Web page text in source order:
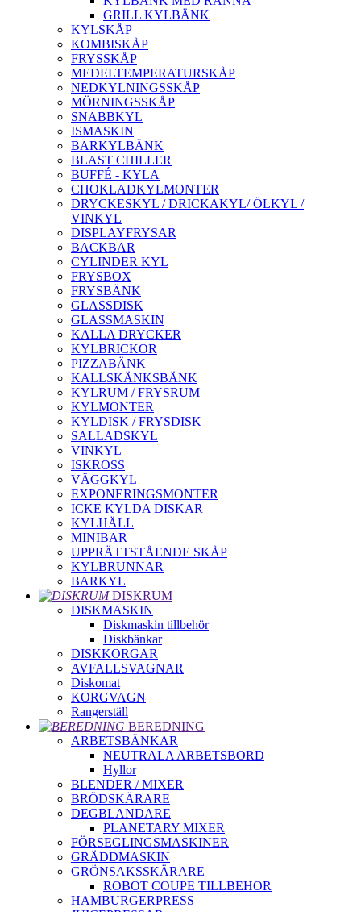
GRILL KYLBÄNK
KYLSKÅP
KOMBISKÅP
FRYSSKÅP
MEDELTEMPERATURSKÅP
NEDKYLNINGSSKÅP
MÖRNINGSSKÅP
SNABBKYL
ISMASKIN
BARKYLBÄNK
BLAST CHILLER
BUFFÉ - KYLA
CHOKLADKYLMONTER
DRYCKESKYL / DRICKAKYL/ ÖLKYL /
VINKYL
DISPLAYFRYSAR
BACKBAR
CYLINDER KYL
FRYSBOX
FRYSBÄNK
GLASSDISK
GLASSMASKIN
KALLA DRYCKER
KYLBRICKOR
PIZZABÄNK
KALLSKÄNKSBÄNK
KYLRUM / FRYSRUM
KYLMONTER
KYLDISK / FRYSDISK
SALLADSKYL
VINKYL
ISKROSS
VÄGGKYL
EXPONERINGSMONTER
ICKE KYLDA DISKAR
KYLHÄLL
MINIBAR
UPPRÄTTSTÅENDE SKÅP
KYLBRUNNAR
BARKYL
DISKRUM
DISKMASKIN
Diskmaskin tillbehör
Diskbänkar
DISKKORGAR
AVFALLSVAGNAR
Diskomat
KORGVAGN
Rangerställ
BEREDNING
ARBETSBÄNKAR
NEUTRALA ARBETSBORD
Hyllor
BLENDER / MIXER
BRÖDSKÄRARE
DEGBLANDARE
PLANETARY MIXER
FÖRSEGLINGSMASKINER
GRÄDDMASKIN
GRÖNSAKSSKÄRARE
ROBOT COUPE TILLBEHOR
HAMBURGERPRESS